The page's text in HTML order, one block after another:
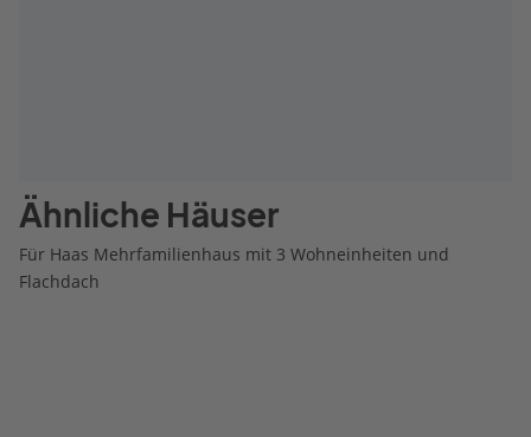
Ähnliche Häuser
Für Haas Mehrfamilienhaus mit 3 Wohneinheiten und
Flachdach